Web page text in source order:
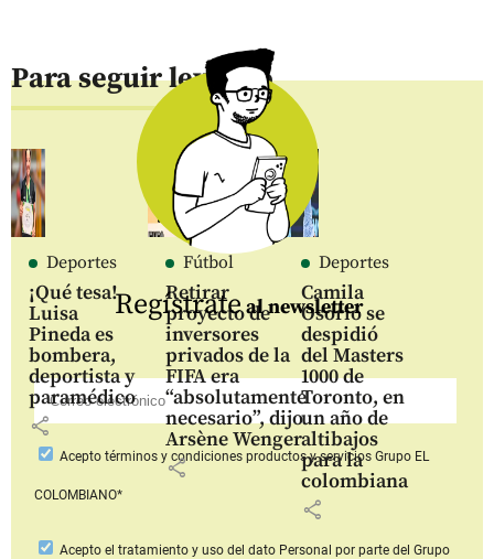
Para seguir leyendo
Deportes
¡Qué tesa!
Luisa
Pineda es
bombera,
deportista y
paramédico
share
Fútbol
Retirar
proyecto de
inversores
privados de la
FIFA era
“absolutamente
necesario”, dijo
Arsène Wenger
share
Deportes
Camila
Osorio se
despidió
del Masters
1000 de
Toronto, en
un año de
altibajos
para la
colombiana
share
Regístrateal newsletter
Aceptotérminos y condiciones productos y serviciosGrupo EL
COLOMBIANO*
Acepto el tratamiento y uso del dato Personal por parte del Grupo